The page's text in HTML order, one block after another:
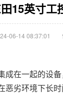
15英寸工
06-14 08:37:01
成在一起的设
劣环境下长